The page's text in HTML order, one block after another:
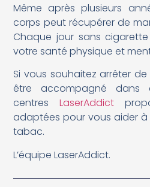
Même après plusieurs
corps peut récupérer de
Chaque jour sans
votre santé physique et
Si vous souhaitez arrêter
être accompagné dans
centresLaserAddict
adaptées pour vous aider à
tabac.
L’équipe LaserAddict.